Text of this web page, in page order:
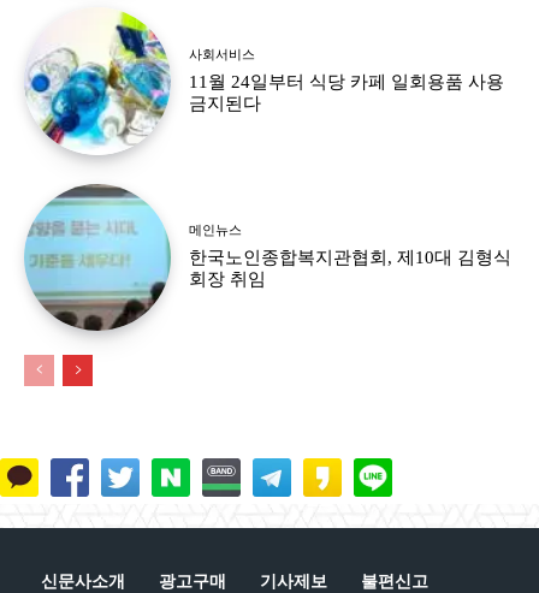
사회서비스
11월 24일부터 식당 카페 일회용품 사용
금지된다
메인뉴스
한국노인종합복지관협회, 제10대 김형식
회장 취임
신문사소개 광고구매 기사제보 불편신고